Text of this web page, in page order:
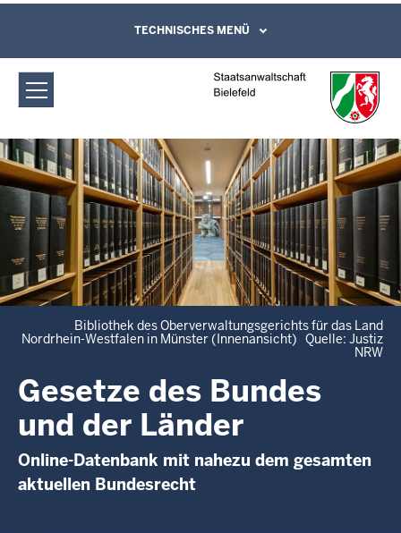
Staatsanwaltschaft Bielefeld: Gesetze
(Bund/Länder)
Direkt zum Inhalt
Leichte Sprache, Gebärdensprachenvideo
und Kontaktformular
TECHNISCHES MENÜ
Bibliothek des Oberverwaltungsgerichts für das Land
Nordrhein-Westfalen in Münster (Innenansicht) Quelle: Justiz
NRW
Gesetze des Bundes
und der Länder
Online-Datenbank mit nahezu dem gesamten
aktuellen Bundesrecht